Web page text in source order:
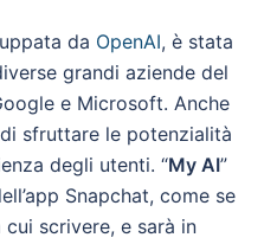
da OpenAI, è stata
grandi aziende del
e Microsoft. Anche
sfruttare le potenzialità
degli utenti. “My AI”
Snapchat, come se
cui scrivere, e sarà in